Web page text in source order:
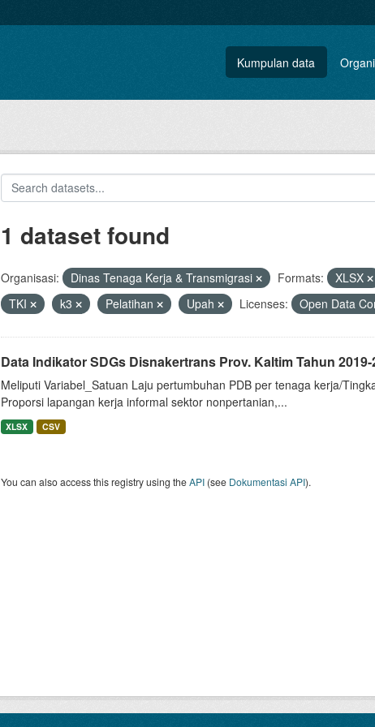
Kumpulan data
1 dataset found
Organisasi: Dinas Tenaga Kerja & Transmigrasi Formats: XLSX
TKI
k3 Pelatihan Upah Licenses: Open Data
Data Indikator SDGs Disnakertrans Prov. Kaltim Tahun 2019-
Meliputi Variabel_Satuan Laju pertumbuhan PDB per tenaga kerja/
Proporsi lapangan kerja informal sektor nonpertanian,...
XLSX CSV
You can also access this registry using theAPI(see Dokumentasi API).